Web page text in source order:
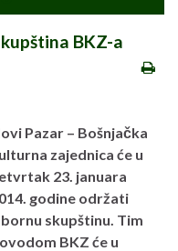
BKZ-a
Pazar – Bošnjačka
zajednica će u
23. januara
godine održati
skupštinu. Tim
BKZ će u